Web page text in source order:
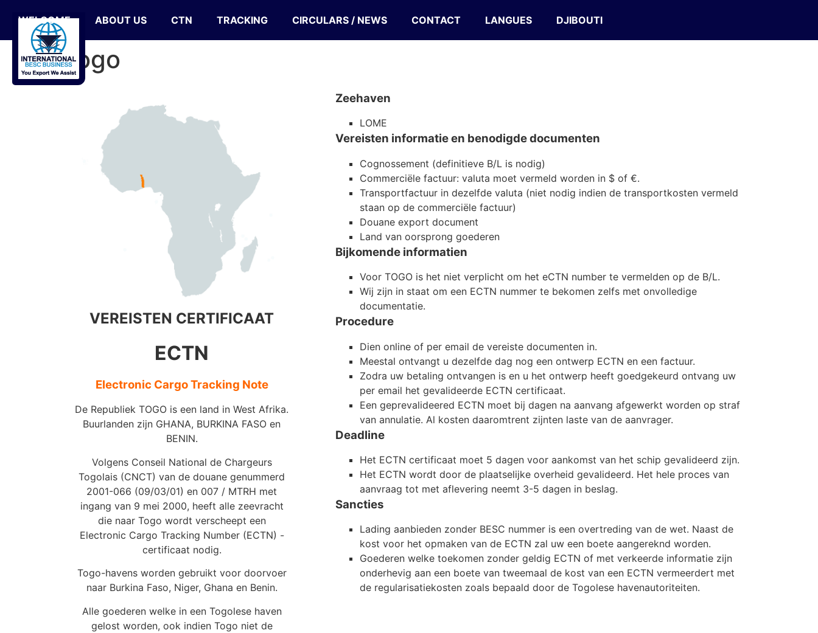
WELCOME ABOUT US CTN TRACKING CIRCULARS / NEWS CONTACT LANGUES DJIBOUTI
Togo
VEREISTEN CERTIFICAAT
ECTN
Electronic Cargo Tracking Note
De Republiek TOGO is een land in West Afrika.
Buurlanden zijn GHANA, BURKINA FASO en
BENIN.
Volgens Conseil National de Chargeurs
Togolais (CNCT) van de douane genummerd
2001-066 (09/03/01) en 007 / MTRH met
ingang van 9 mei 2000, heeft alle zeevracht
die naar Togo wordt verscheept een
Electronic Cargo Tracking Number (ECTN) -
certificaat nodig.
Togo-havens worden gebruikt voor doorvoer
naar Burkina Faso, Niger, Ghana en Benin.
Alle goederen welke in een Togolese haven
gelost worden, ook indien Togo niet de
Zeehaven
LOME
Vereisten informatie en benodigde documenten
Cognossement (definitieve B/L is nodig)
Commerciële factuur: valuta moet vermeld worden in $ of €.
Transportfactuur in dezelfde valuta (niet nodig indien de transportkosten vermeld
staan op de commerciële factuur)
Douane export document
Land van oorsprong goederen
Bijkomende informatien
Voor TOGO is het niet verplicht om het eCTN number te vermelden op de B/L.
Wij zijn in staat om een ECTN nummer te bekomen zelfs met onvolledige
documentatie.
Procedure
Dien online of per email de vereiste documenten in.
Meestal ontvangt u dezelfde dag nog een ontwerp ECTN en een factuur.
Zodra uw betaling ontvangen is en u het ontwerp heeft goedgekeurd ontvang uw
per email het gevalideerde ECTN certificaat.
Een geprevalideered ECTN moet bij dagen na aanvang afgewerkt worden op straf
van annulatie. Al kosten daaromtrent zijnten laste van de aanvrager.
Deadline
Het ECTN certificaat moet 5 dagen voor aankomst van het schip gevalideerd zijn.
Het ECTN wordt door de plaatselijke overheid gevalideerd. Het hele proces van
aanvraag tot met aflevering neemt 3-5 dagen in beslag.
Sancties
Lading aanbieden zonder BESC nummer is een overtreding van de wet. Naast de
kost voor het opmaken van de ECTN zal uw een boete aangereknd worden.
Goederen welke toekomen zonder geldig ECTN of met verkeerde informatie zijn
onderhevig aan een boete van tweemaal de kost van een ECTN vermeerdert met
de regularisatiekosten zoals bepaald door de Togolese havenautoriteiten.